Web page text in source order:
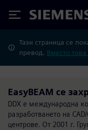
Siemens
Тази страница се
превод. Вместо
EasyBEAM се
DDX е международна
разработването на
центрове. От 2001 г.